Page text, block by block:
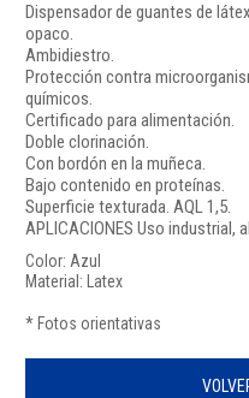
Dispensador de guantes de
opaco.
Ambidiestro.
Protección contra
químicos.
Certificado para alimentación.
Doble clorinación.
Con bordón en la muñeca.
Bajo contenido en proteínas.
Superficie texturada. AQL 1,5.
APLICACIONES Uso industrial,
Color: Azul
Material: Latex
* Fotos orientativas